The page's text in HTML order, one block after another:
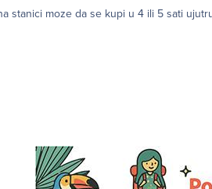
stanici moze da se kupi u 4 ili 5 sati